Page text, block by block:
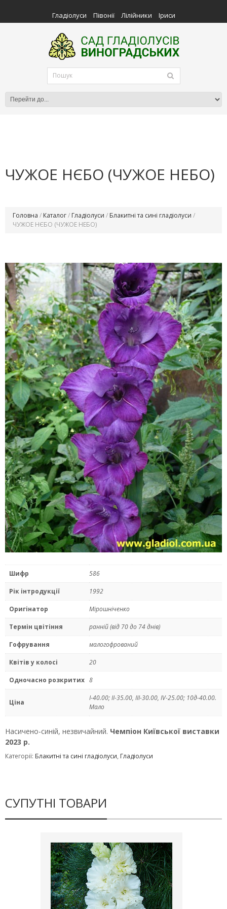
Гладіолуси Півонії Лілійники Іриси
ЧУЖОЕ НЄБО (ЧУЖОЕ НЕБО)
Головна / Каталог/ Гладіолуси / Блакитні та сині гладіолуси /
ЧУЖОЕ НЄБО (ЧУЖОЕ НЕБО)
Шифр 586
Рік інтродукції 1992
Оригінатор Мiрошнiченко
Термін цвітіння раннiй (від 70 до 74 днів)
Гофрування малогофрований
Квітів у колосі 20
Одночасно розкритих 8
Ціна
I-40.00; II-35.00, III-30.00, IV-25.00; 10д-40.00.
Мало
Насичено-синiй, незвичайний. Чемпiон Київської виставки
2023 р.
Категорії: Блакитні та сині гладіолуси, Гладіолуси
СУПУТНІ ТОВАРИ